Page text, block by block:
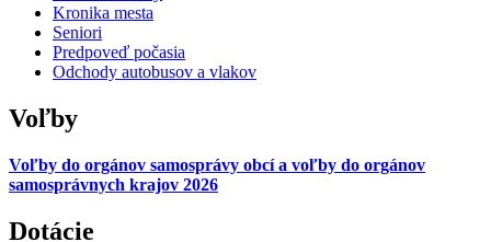
Kronika mesta
Seniori
Predpoveď počasia
Odchody autobusov a vlakov
Voľby
Voľby do orgánov samosprávy obcí a voľby do orgánov
samosprávnych krajov 2026
Dotácie